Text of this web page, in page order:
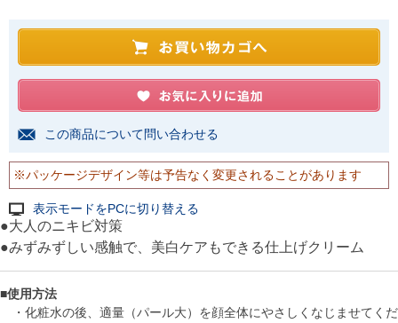
この商品について問い合わせる
※パッケージデザイン等は予告なく変更されることがあります
表示モードをPCに切り替える
●大人のニキビ対策
●みずみずしい感触で、美白ケアもできる仕上げクリーム
■使用方法
・化粧水の後、適量（パール大）を顔全体にやさしくなじませてくだ